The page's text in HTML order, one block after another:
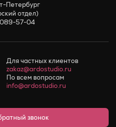
Петербург
отдел)
089-57-04
Для частных клиентов
zakaz@ardostudio.ru
По всем вопросам
info@ardostudio.ru
звонок